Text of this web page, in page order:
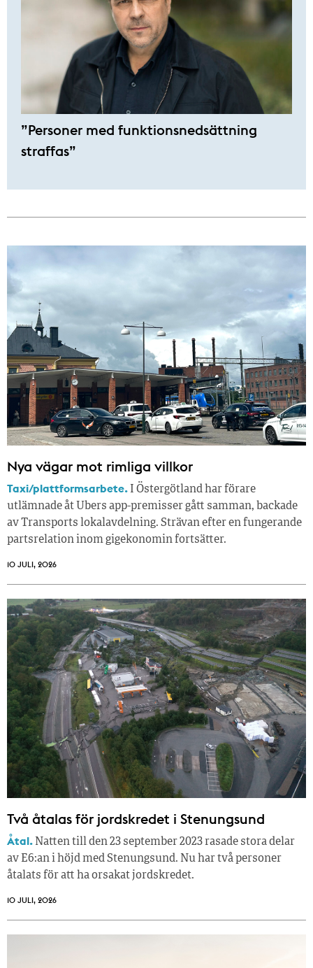
”Personer med funktionsnedsättning
straffas”
Nya vägar mot rimliga villkor
Taxi/plattformsarbete. I Östergötland har förare
utlämnade åt Ubers app-premisser gått samman, backade
av Transports lokalavdelning. Strävan efter en fungerande
partsrelation inom gigekonomin fortsätter.
10 JULI, 2026
Två åtalas för jordskredet i Stenungsund
Åtal. Natten till den 23 september 2023 rasade stora delar
av E6:an i höjd med Stenungsund. Nu har två personer
åtalats för att ha orsakat jordskredet.
10 JULI, 2026